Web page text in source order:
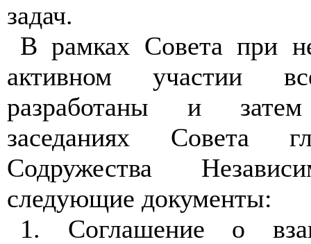
задач.
В рамках Совета при
активном участии
разработаны и
заседаниях Совета
Содружества
следующие документы:
1. Соглашение о